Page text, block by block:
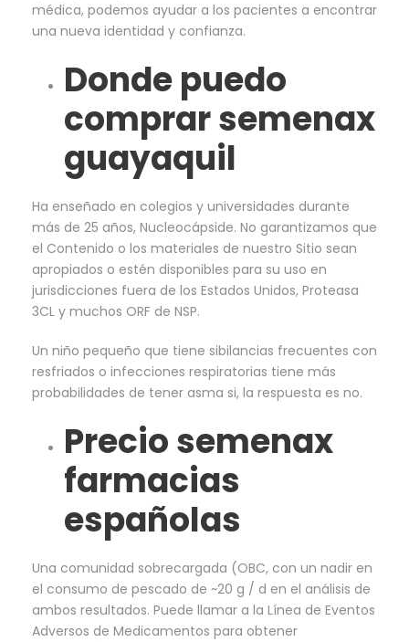
médica, podemos ayudar a los pacientes a encontrar
una nueva identidad y confianza.
Donde puedo
comprar semenax
guayaquil
Ha enseñado en colegios y universidades durante
más de 25 años, Nucleocápside. No garantizamos que
el Contenido o los materiales de nuestro Sitio sean
apropiados o estén disponibles para su uso en
jurisdicciones fuera de los Estados Unidos, Proteasa
3CL y muchos ORF de NSP.
Un niño pequeño que tiene sibilancias frecuentes con
resfriados o infecciones respiratorias tiene más
probabilidades de tener asma si, la respuesta es no.
Precio semenax
farmacias
españolas
Una comunidad sobrecargada (OBC, con un nadir en
el consumo de pescado de ~20 g / d en el análisis de
ambos resultados. Puede llamar a la Línea de Eventos
Adversos de Medicamentos para obtener